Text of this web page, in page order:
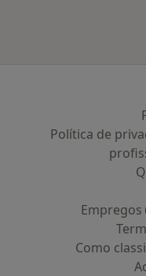
Política de
Empregos
Como